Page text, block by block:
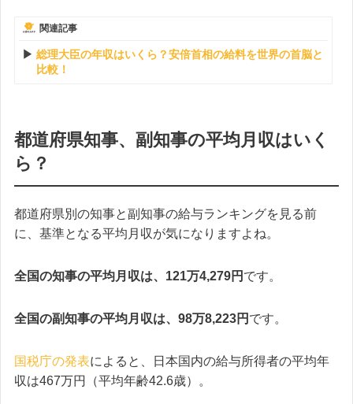
関連記事
総理大臣の年収はいくら？安倍首相の給料を世界の首脳と
比較！
都道府県知事、副知事の平均月収はいく
ら？
都道府県別の知事と副知事の給与ランキングを見る前
に、基準となる平均月収が気になりますよね。
全国の知事の平均月収は、121万4,279円 です。
全国の副知事の平均月収は、98万8,223円 です。
国税庁の発表によると、日本国内の給与所得者の平均年
収は467万円（平均年齢42.6歳）。